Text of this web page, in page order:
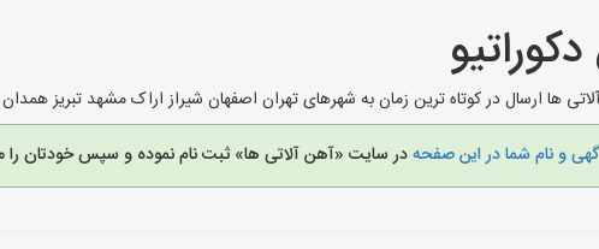
ها ارسال در کوتاه ترین زمان به شهرهای تهران اصفهان شیراز اراک مشهد تبریز همدان
و نام شما در این صفحهدر سایت «آهن آلاتی ها» ثبت نام نموده و سپس خودتان را